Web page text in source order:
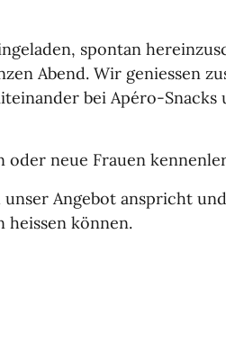
spontan
Abend. Wir geniessen
bei Apéro-Snacks
neue Frauen
Angebot anspricht
heissen können.